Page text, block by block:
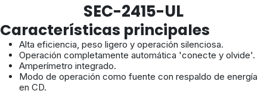
SEC-2415-UL
Características principales
Alta eficiencia, peso ligero y operación silenciosa.
Operación completamente automática 'conecte y olvide'.
Amperímetro integrado.
Modo de operación como fuente con respaldo de energía
en CD.